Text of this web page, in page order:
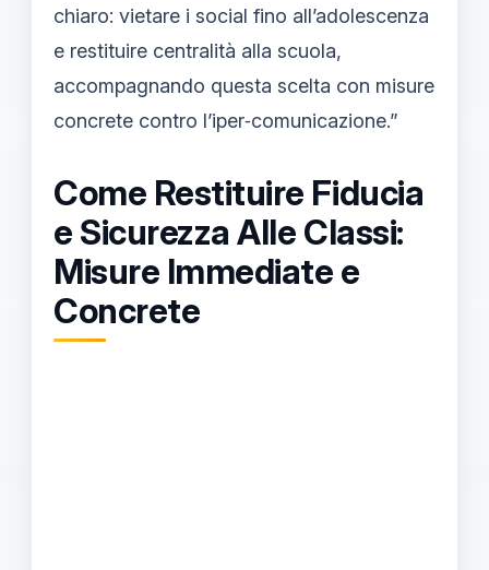
chiaro: vietare i social fino all’adolescenza
e restituire centralità alla scuola,
accompagnando questa scelta con misure
concrete contro l’iper‑comunicazione.”
Come Restituire Fiducia
e Sicurezza Alle Classi:
Misure Immediate e
Concrete